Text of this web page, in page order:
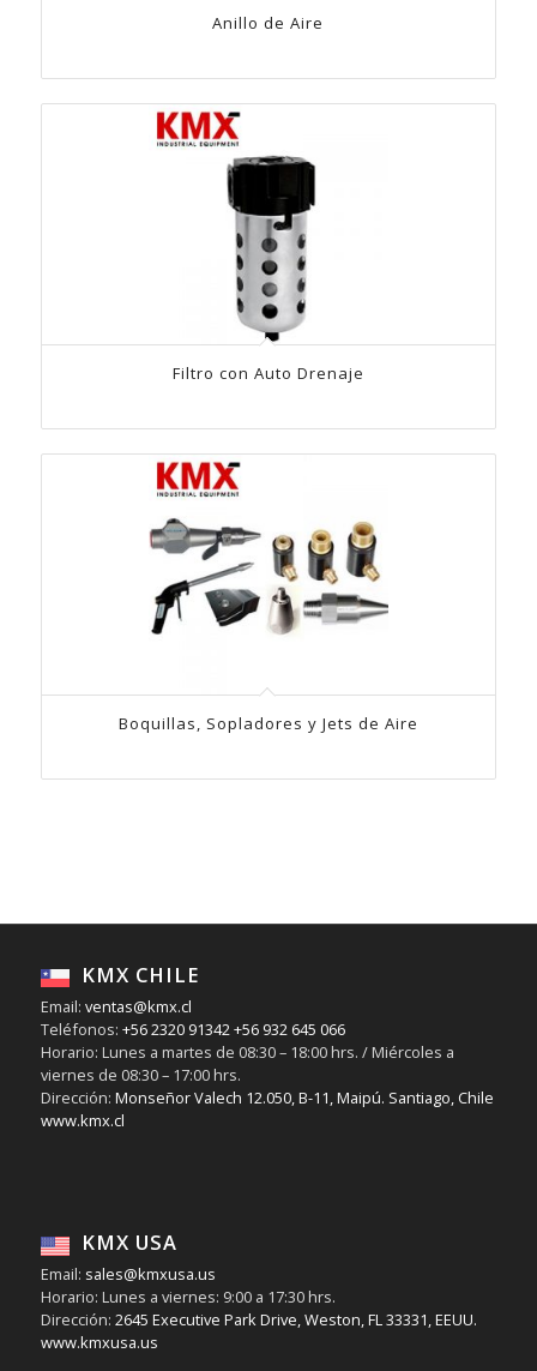
Anillo de Aire
Filtro con Auto Drenaje
Boquillas, Sopladores y Jets de Aire
KMX CHILE
Email: ventas@kmx.cl
Teléfonos: +56 2320 91342+56 932 645 066
Horario: Lunes a martes de 08:30 – 18:00 hrs. / Miércoles a
viernes de 08:30 – 17:00 hrs.
Dirección: Monseñor Valech 12.050, B-11, Maipú. Santiago, Chile
www.kmx.cl
KMX USA
Email: sales@kmxusa.us
Horario: Lunes a viernes: 9:00 a 17:30 hrs.
Dirección: 2645 Executive Park Drive, Weston, FL 33331, EEUU.
www.kmxusa.us